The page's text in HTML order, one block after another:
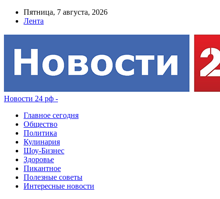
Пятница, 7 августа, 2026
Лента
Новости 24 рф -
Главное сегодня
Общество
Политика
Кулинария
Шоу-Бизнес
Здоровье
Пикантное
Полезные советы
Интересные новости